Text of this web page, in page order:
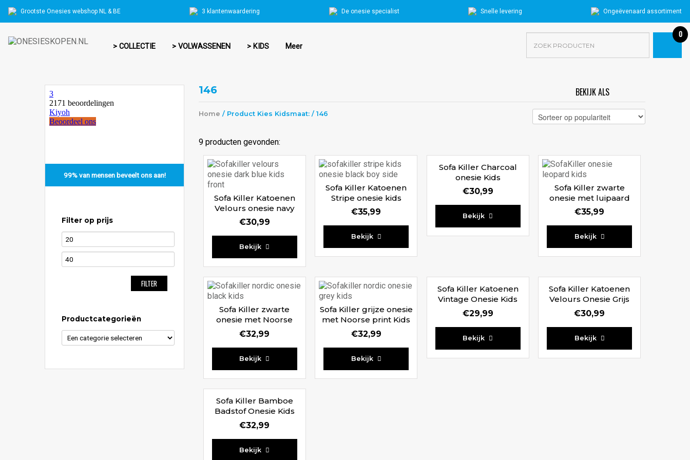
Grootste Onesies webshop NL & BE 3 klantenwaardering De onesie specialist Snelle levering Ongeëvenaard assortiment
> COLLECTIE > VOLWASSENEN > KIDS Meer
0
99% van mensen beveelt ons aan!
Filter op prijs
FILTER
Productcategorieën
146 BEKIJK ALS
Home / Product Kies Kidsmaat: / 146
9 producten gevonden:
Sofa Killer Katoenen
Velours onesie navy
kids
€30,99
Bekijk
Sofa Killer Katoenen
Stripe onesie kids
€35,99
uit 5
Bekijk
Sofa Killer Charcoal
onesie Kids
€30,99
Bekijk
Sofa Killer zwarte
onesie met luipaard
print Kids
€35,99
Bekijk
Sofa Killer zwarte
onesie met Noorse
print Kids
€32,99
Bekijk
Sofa Killer grijze onesie
met Noorse print Kids
€32,99
Bekijk
Sofa Killer Katoenen
Vintage Onesie Kids
€29,99
Bekijk
Sofa Killer Katoenen
Velours Onesie Grijs
Kids
€30,99
Bekijk
Sofa Killer Bamboe
Badstof Onesie Kids
€32,99
Bekijk